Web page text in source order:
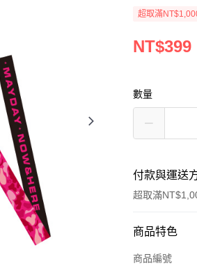
超取滿
NT$399
數量
付款與運送
超取滿
付款方式
信用卡一次付款
商品特色
商品編號